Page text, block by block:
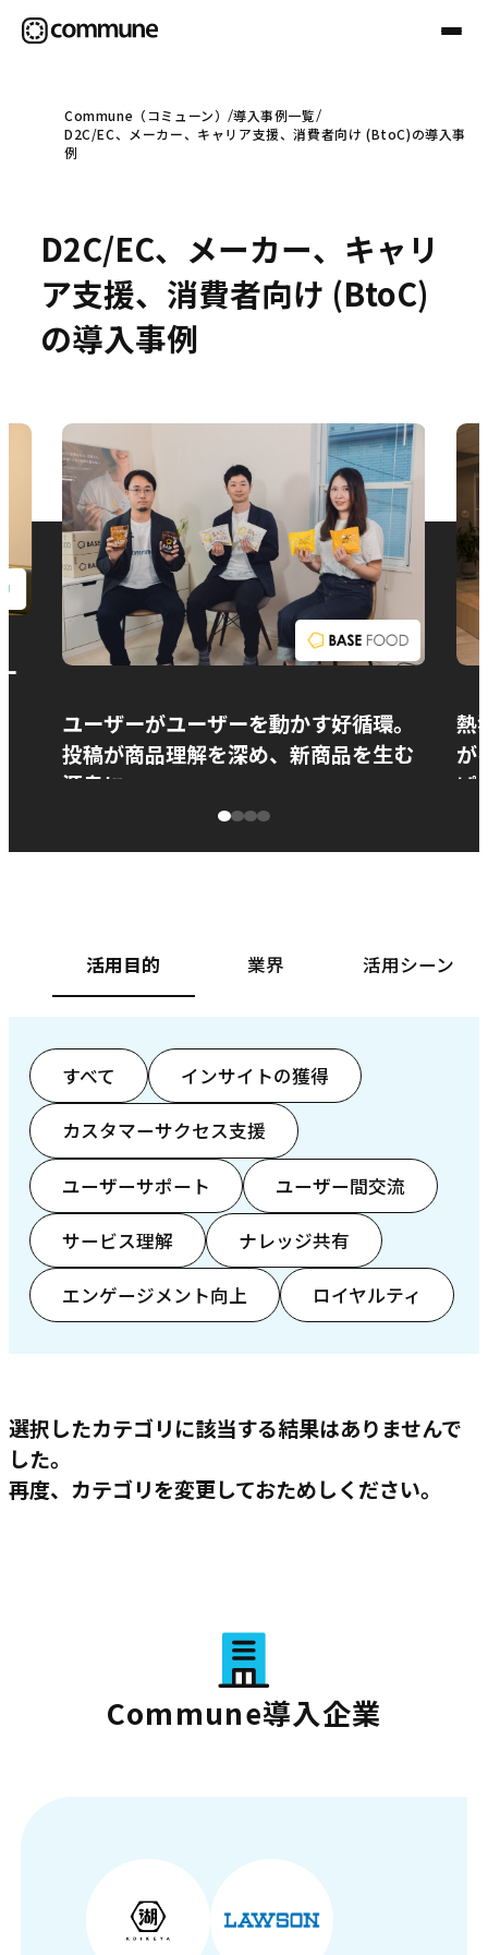
Communeについて
事例
お役立ち情報
お問い合わせ
Commune（コミューン）
導入事例一覧
D2C/EC、メーカー、キャリア支援、消費者向け (BtoC)の導入事
例
D2C/EC、メーカー、キャリ
ア支援、消費者向け (BtoC)
の導入事例
ユーザーがユーザーを動かす好循環。
投稿が商品理解を深め、新商品を生む
源泉に
熱
が
ぱ
活用目的 業界 活用シーン
すべて インサイトの獲得
カスタマーサクセス支援
ユーザーサポート ユーザー間交流
サービス理解 ナレッジ共有
エンゲージメント向上 ロイヤルティ
選択したカテゴリに該当する結果はありませんで
した。
再度、カテゴリを変更しておためしください。
Commune導入企業